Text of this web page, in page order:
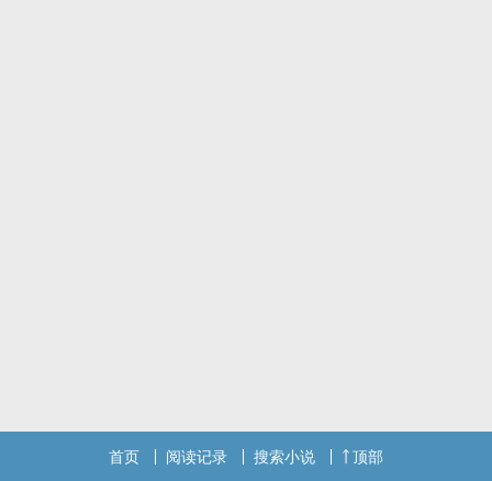
首页 阅读记录 搜索小说 顶部